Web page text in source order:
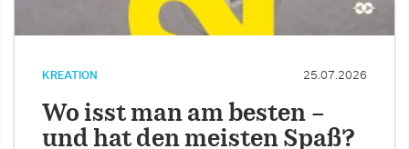
KREATION 25.07.2026
Wo isst man am besten –
und hat den meisten Spaß?